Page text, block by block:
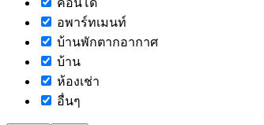
คอนโด
อพาร์ทเมนท์
บ้านพักตากอากาศ
บ้าน
ห้องเช่า
อื่นๆ